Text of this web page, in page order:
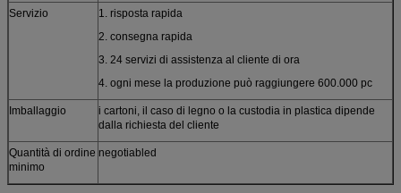
Servizio
1. risposta rapida
2. consegna rapida
3. 24 servizi di assistenza al cliente di ora
4. ogni mese la produzione può raggiungere 600.000 pc
Imballaggio
i cartoni, il caso di legno o la custodia in plastica dipende
dalla richiesta del cliente
Quantità di ordine
minimo
negotiabled